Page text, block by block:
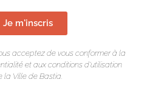
Je m'inscris
acceptez de vous conformer à la
et aux conditions d’utilisation
la Ville de Bastia.